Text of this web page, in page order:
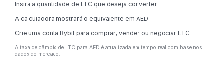
Insira a quantidade de LTC que deseja converter
A calculadora mostrará o equivalente em AED
Crie uma conta Bybit para comprar, vender ou negociar LTC
A taxa de câmbio de LTC para AED é atualizada em tempo real com base nos
dados do mercado.